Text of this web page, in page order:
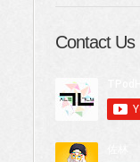
Contact